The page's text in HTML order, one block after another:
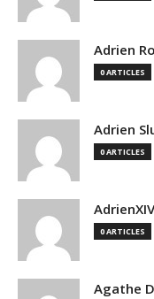
Adrien
0 ARTICLES
Adrien
0 ARTICLES
AdrienXIV
0 ARTICLES
Agathe